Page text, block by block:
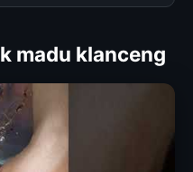
madu klanceng